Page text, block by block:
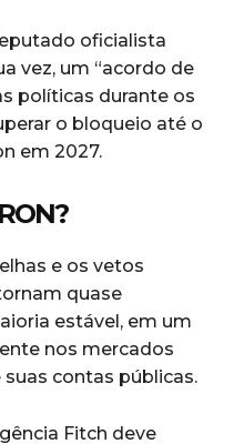
oficialista
vez, um “acordo de
políticas durante os
o bloqueio até o
em 2027.
e os vetos
quase
estável, em um
nos mercados
suas contas públicas.
Fitch deve